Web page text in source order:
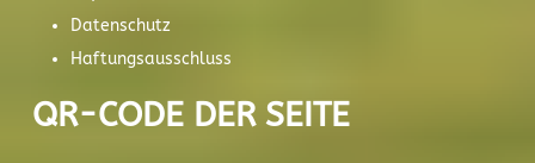
Datenschutz
Haftungsausschluss
QR-CODE DER SEITE